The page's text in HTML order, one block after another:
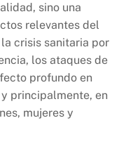
sino una
relevantes del
crisis sanitaria por
los ataques de
profundo en
principalmente, en
mujeres y